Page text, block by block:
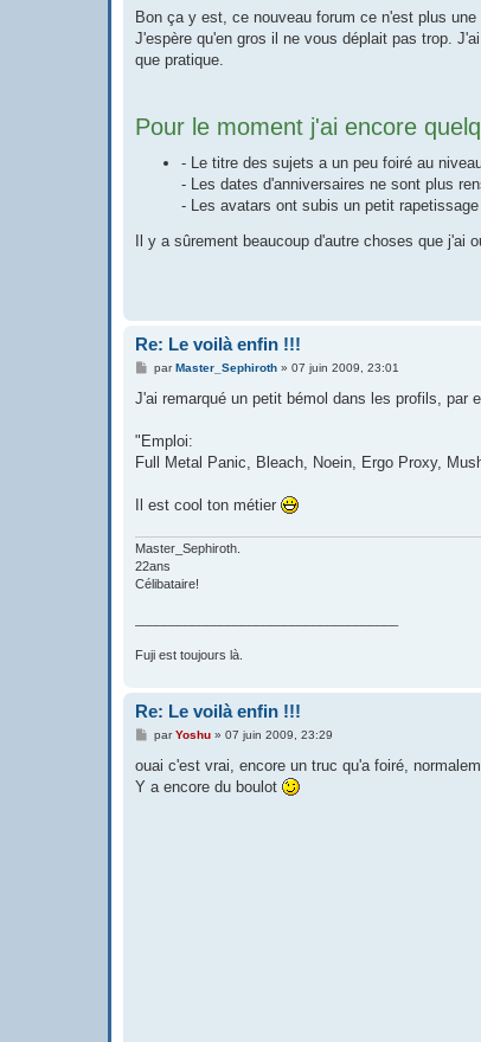
s
a
g
Bon ça y est, ce nouveau forum ce n'est plus
J'espère qu'en gros il ne vous déplait pas trop.
que pratique.
Pour le moment j'ai encore
- Le titre des sujets a un peu foiré au
- Les dates d'anniversaires ne sont plus
- Les avatars ont subis un petit
Il y a sûrement beaucoup d'autre choses que
Re: Le voilà enfin !!!
M
s
g
parMaster_Sephiroth» 07 juin 2009, 23:01
J'ai remarqué un petit bémol dans les profils, par
"Emploi:
Full Metal Panic, Bleach, Noein, Ergo Proxy,
Il est cool ton métier
Master_Sephiroth.
22ans
Célibataire!
Fuji est toujours là.
Re: Le voilà enfin !!!
M
s
a
parYoshu» 07 juin 2009, 23:29
ouai c'est vrai, encore un truc qu'a foiré,
Y a encore du boulot